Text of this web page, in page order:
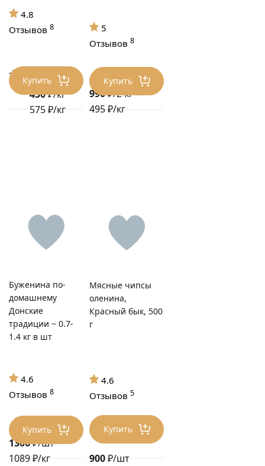
Купить
-22% 575 ₽/кг
450₽/кг
575 ₽/кг
4.8
Отзывов 8
Купить
990₽/2 кг
495 ₽/кг
5
Отзывов8
Купить
1306₽/шт
1089 ₽/кг
Буженина по-
домашнему
Донские
традиции ~ 0.7-
1.4 кг в шт
4.6
Отзывов 8
Купить
900₽/шт
Мясные чипсы
оленина,
Красный бык, 500
г
4.6
Отзывов5